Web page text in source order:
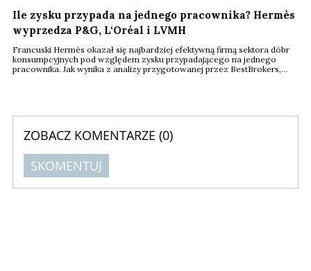
Ile zysku przypada na jednego pracownika? Hermès
wyprzedza P&G, L‘Oréal i LVMH
Francuski Hermès okazał się najbardziej efektywną firmą sektora dóbr
konsumpcyjnych pod względem zysku przypadającego na jednego
pracownika. Jak wynika z analizy przygotowanej przez BestBrokers,
ZOBACZ KOMENTARZE (0)
SKOMENTUJ